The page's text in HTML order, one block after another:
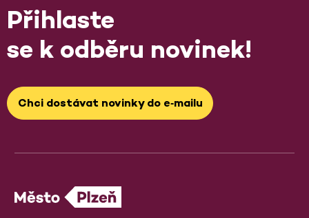
Přihlaste
se k odběru novinek!
Chci dostávat novinky do e‑mailu